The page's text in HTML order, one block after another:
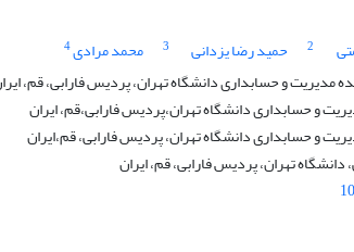
2 حمید رضا یزدانی 3 محمد مرادی4
مدیریت و حسابداری دانشگاه تهران، پردیس فارابی، قم،
تهران، پردیس فارابی، قم، ایران